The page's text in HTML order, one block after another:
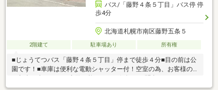
バス/「藤野４条５丁目」バス停 停
歩4分
北海道札幌市南区藤野五条５
2階建て 駐車場あり 所有権
■じょうてつバス「藤野４条５丁目」停まで徒歩４分■目の前は公
園です！■車庫は便利な電動シャッター付！空室の為、お客様の
ご都合に合わせてご内覧可能です。お気軽にお問合せください！